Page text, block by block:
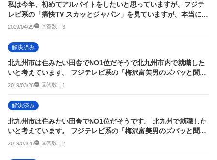
私は今年、初めてアルバイトをしたいと思っていますが、フジテ
レビ系の「痛快TV スカッとジャパン」を見ていますが、本当にア
ルバイトの裏っ...
2019/04/29 回答数： 3
解決済み
北九州市は住みたい田舎でNO1位だそうで北九州市内で就職した
いと考えています。 フジテレビ系の「梅沢富美男のズバッと聞き
ます！」では全...
2019/03/26 回答数： 1
解決済み
北九州市は住みたい田舎でNO1位だそうです。 北九州で就職した
いと考えています。 フジテレビ系の「梅沢富美男のズバッと聞き
ます！」では...
2019/03/26 回答数： 2